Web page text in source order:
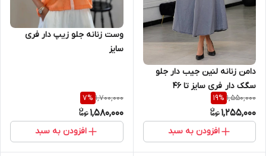
دامن زنانه لنین جیب دار جلو
سگک دار فری سایز تا ۴۶
1,550,000
19%
1,255,000
افزودن به سبد
وست زنانه جلو زیپ دار فری
سایز
1,700,000
7%
1,580,000
افزودن به سبد